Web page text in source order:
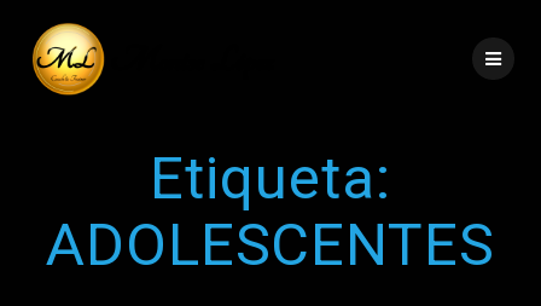
Etiqueta:
ADOLESCENTES